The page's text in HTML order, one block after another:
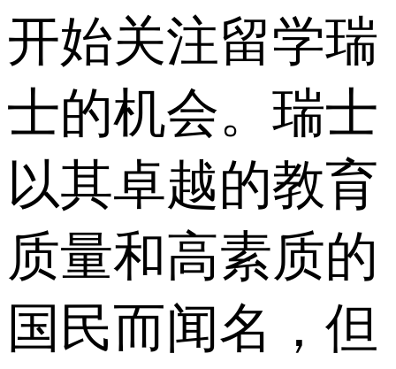
开始关注留学瑞
士的机会。瑞士
以其卓越的教育
质量和高素质的
国民而闻名，但